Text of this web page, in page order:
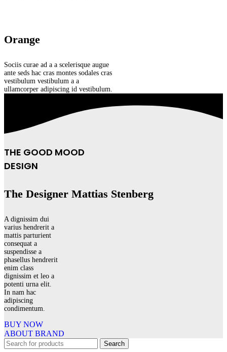
Orange
Sociis curae ad a a scelerisque augue
ante seds hac cras montes sodales cras
vestibulum vestibulum a a
ullamcorper adipiscing id vestibulum.
THE GOOD MOOD
DESIGN
The Designer Mattias Stenberg
A dignissim dui
varius hendrerit a
mattis parturient
consequat a
suspendisse a
phasellus hendrerit
enim class
dignissim et leo a
potenti urna elit.
In nam hac
adipiscing
condimentum.
BUY NOW
ABOUT BRAND
Search